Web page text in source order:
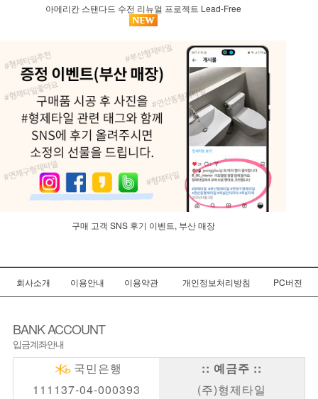
아메리칸 스탠다드 수전 리뉴얼 프로젝트 Lead-Free
구매 고객 SNS 후기 이벤트, 부산 매장
회사소개 이용안내 이용약관 개인정보처리방침 PC버전
BANK ACCOUNT
입금계좌안내
국민은행
111137-04-000393
:: 예금주 ::
(주)형제타일